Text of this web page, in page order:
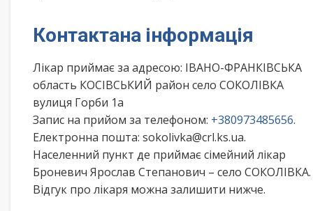
Контактана інформація
Лікар приймає за адресою: ІВАНО-ФРАНКІВСЬКА
область КОСІВСЬКИЙ район село СОКОЛІВКА
вулиця Горби 1а
Запис на прийом за телефоном: +380973485656.
Електронна пошта: sokolivka@crl.ks.ua.
Населенний пункт де приймає сімейний лікар
Броневич Ярослав Степанович – село СОКОЛІВКА.
Відгук про лікаря можна залишити нижче.